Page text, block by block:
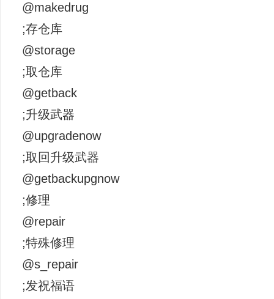
@makedrug
;存仓库
@storage
;取仓库
@getback
;升级武器
@upgradenow
;取回升级武器
@getbackupgnow
;修理
@repair
;特殊修理
@s_repair
;发祝福语